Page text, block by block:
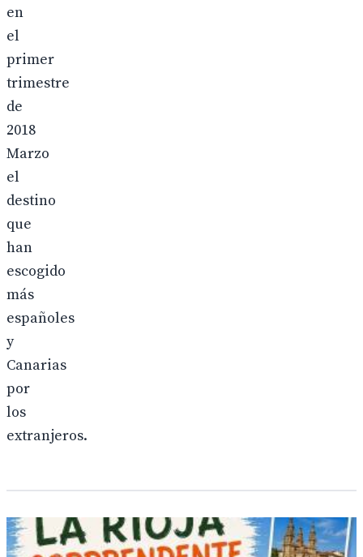
en
el
primer
trimestre
de
2018
Marzo
el
destino
que
han
escogido
más
españoles
y
Canarias
por
los
extranjeros.